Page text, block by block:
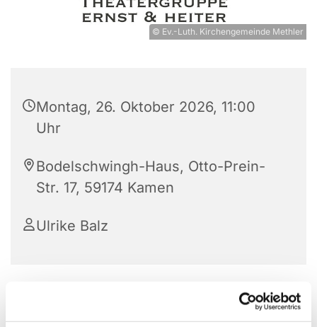
© Ev.-Luth. Kirchengemeinde Methler
Montag, 26. Oktober 2026, 11:00
Uhr
Bodelschwingh-Haus, Otto-Prein-
Str. 17, 59174 Kamen
Ulrike Balz